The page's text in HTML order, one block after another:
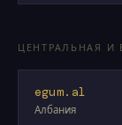
ЦЕНТРАЛЬНАЯ И
egum.al
Албания